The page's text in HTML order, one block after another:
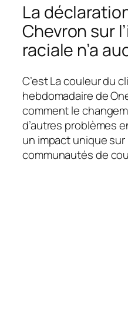
La
Chevron sur
raciale n’a
C’estLa couleur du
hebdomadaire de
comment le
d’autres problèmes
un impact unique sur
communautés de